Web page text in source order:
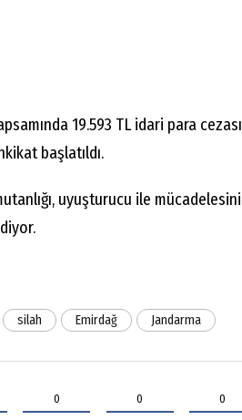
19.593 TL idari para cezası
başlatıldı.
uyuşturucu ile mücadelesini
silah Emirdağ Jandarma
0 0 0